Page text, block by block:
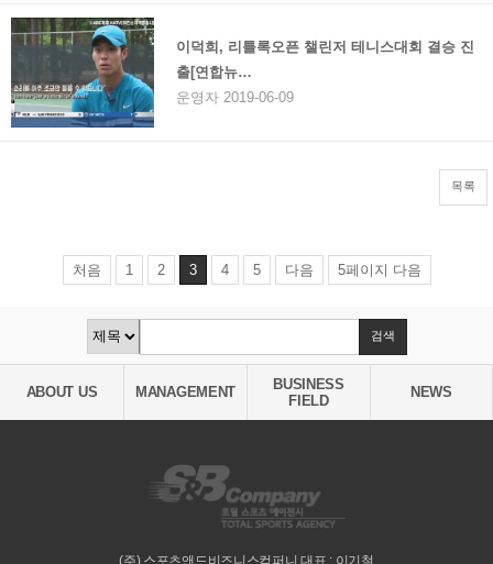
이덕희, 리틀록오픈 챌린저 테니스대회 결승 진
출[연합뉴…
운영자 2019-06-09
목록
처음 1 2 3 4 5 다음 5페이지 다음
ABOUT US MANAGEMENT
BUSINESS
FIELD
NEWS
(주) 스포츠앤드비즈니스컴퍼니 대표 : 이기철